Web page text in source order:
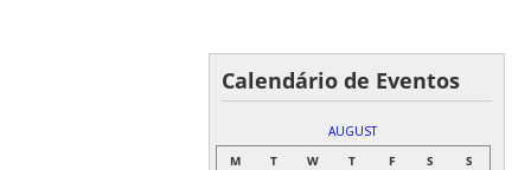
Calendário de Eventos
AUGUST
M
T W T F S S